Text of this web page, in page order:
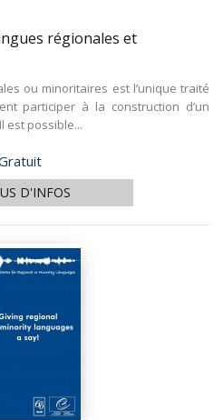
régionales et
ou minoritaires est l’unique traité
participer à la construction d’un
est possible...
D'INFOS